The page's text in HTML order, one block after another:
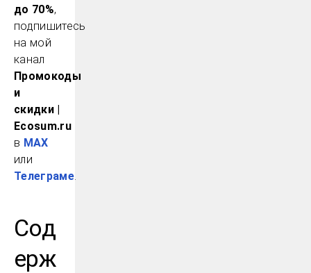
до 70%,
подпишитесь
на мой
канал
Промокоды
и
скидки |
Ecosum.ru
в MAX
или
Телеграме.
Сод
ерж